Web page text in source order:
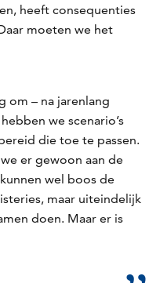
heeft consequenties
moeten we het
om – na jarenlang
we scenario’s
die toe te passen.
er gewoon aan de
wel boos de
maar uiteindelijk
doen. Maar er is